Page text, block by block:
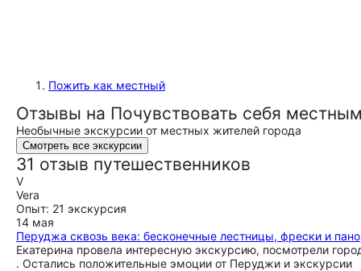
Пожить как местный
Отзывы на Почувствовать себя
Необычные экскурсии от местных жителей города
Смотреть все экскурсии
31 отзыв путешественников
V
Vera
Опыт: 21 экскурсия
14 мая
Перуджа сквозь века: бесконечные лестницы, фрески и
Екатерина провела интересную экскурсию, посмотрели
. Остались положительные эмоции от Перуджи и экскурсии